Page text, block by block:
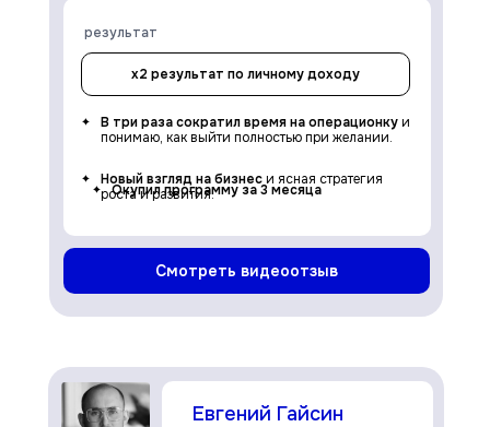
результат
х2 результат по личному доходу
В три раза сократил время на операционкуи
понимаю, как выйти полностью при желании.
Новый взгляд на бизнеси ясная стратегия
роста и развития.
Окупил программу за 3 месяца
Смотреть видеоотзыв
Евгений Гайсин